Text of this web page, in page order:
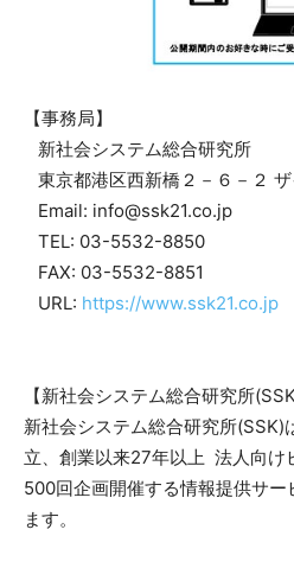
【事務局】
新社会システム総合研究所
東京都港区西新橋２－６－２
Email: info@ssk21.co.jp
TEL: 03-5532-8850
FAX: 03-5532-8851
URL: https://www.ssk21.co.jp
【新社会システム総合研究所
新社会システム総合研究所(SSK)
立、創業以来27年以上 法人向け
500回企画開催する情報提供サー
ます。